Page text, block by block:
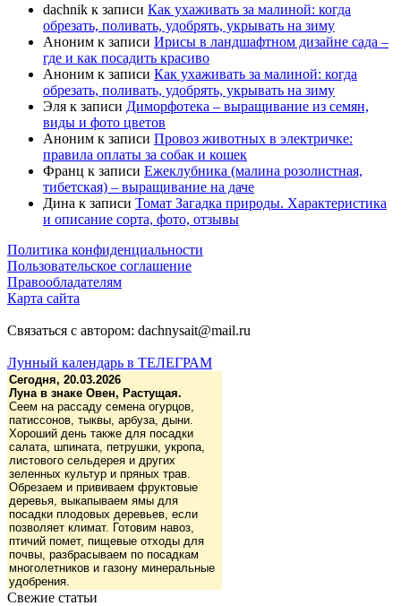
dachnik к записи Как ухаживать за малиной: когда
обрезать, поливать, удобрять, укрывать на зиму
Аноним к записи Ирисы в ландшафтном дизайне сада –
где и как посадить красиво
Аноним к записи Как ухаживать за малиной: когда
обрезать, поливать, удобрять, укрывать на зиму
Эля к записи Диморфотека – выращивание из семян,
виды и фото цветов
Аноним к записи Провоз животных в электричке:
правила оплаты за собак и кошек
Франц к записи Ежеклубника (малина розолистная,
тибетская) – выращивание на даче
Дина к записи Томат Загадка природы. Характеристика
и описание сорта, фото, отзывы
Политика конфиденциальности
Пользовательское соглашение
Правообладателям
Карта сайта
Связаться с автором: dachnysait@mail.ru
Лунный календарь в ТЕЛЕГРАМ
Сегодня, 20.03.2026
Луна в знаке Овен, Растущая.
Сеем на рассаду семена огурцов,
патиссонов, тыквы, арбуза, дыни.
Хороший день также для посадки
салата, шпината, петрушки, укропа,
листового сельдерея и других
зеленных культур и пряных трав.
Обрезаем и прививаем фруктовые
деревья, выкапываем ямы для
посадки плодовых деревьев, если
позволяет климат. Готовим навоз,
птичий помет, пищевые отходы для
почвы, разбрасываем по посадкам
многолетников и газону минеральные
удобрения.
Свежие статьи